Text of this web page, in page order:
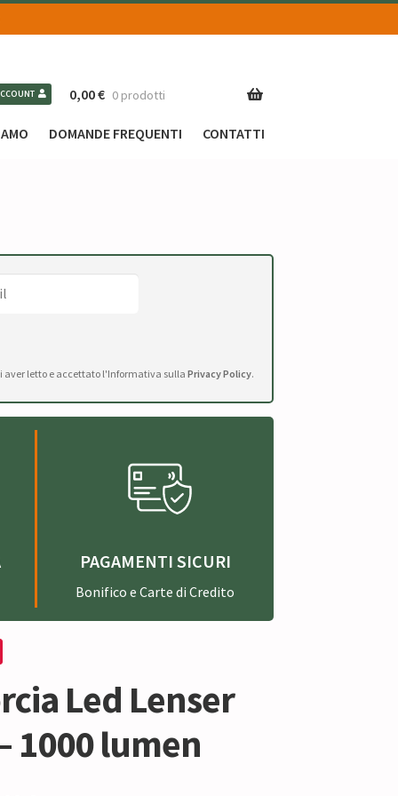
0,00€ 0 prodotti
DOMANDE FREQUENTI CONTATTI
letto e accettato l'Informativa sullaPrivacy Policy.
PAGAMENTI SICURI
Bonifico e Carte di Credito
Led Lenser
1000 lumen